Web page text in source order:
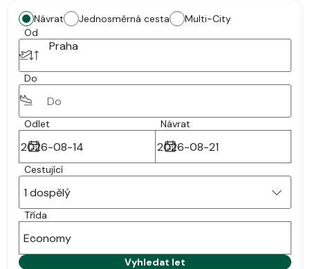
Návrat Jednosměrná cesta
Multi-City
Od
Praha
Do
Odlet Návrat
Cestující
1 dospělý
Třída
Economy
Vyhledat let